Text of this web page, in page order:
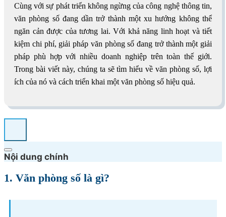
Cùng với sự phát triển không ngừng của công nghệ thông tin,
văn phòng số đang dần trở thành một xu hướng không thể
ngăn cản được của tương lai. Với khả năng linh hoạt và tiết
kiệm chi phí, giải pháp văn phòng số đang trở thành một giải
pháp phù hợp với nhiều doanh nghiệp trên toàn thế giới.
Trong bài viết này, chúng ta sẽ tìm hiểu về văn phòng số, lợi
ích của nó và cách triển khai một văn phòng số hiệu quả.
Nội dung chính
1. Văn phòng số là gì?